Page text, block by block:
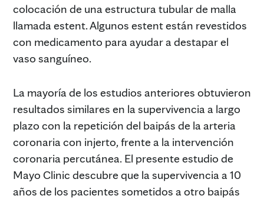
colocación de una estructura tubular de malla
llamada estent. Algunos estent están revestidos
con medicamento para ayudar a destapar el
vaso sanguíneo.
La mayoría de los estudios anteriores obtuvieron
resultados similares en la supervivencia a largo
plazo con la repetición del baipás de la arteria
coronaria con injerto, frente a la intervención
coronaria percutánea. El presente estudio de
Mayo Clinic descubre que la supervivencia a 10
años de los pacientes sometidos a otro baipás